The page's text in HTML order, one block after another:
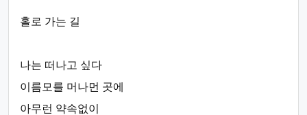
홀로 가는 길
나는 떠나고 싶다
이름모를 머나먼 곳에
아무런 약속없이